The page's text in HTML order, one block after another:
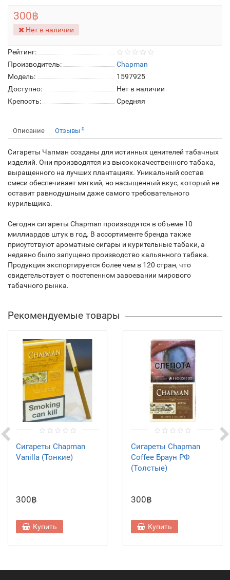
Рейтинг:
Производитель:
Chapman
Модель:
1597925
Доступно:
Нет в наличии
Крепость:
Средняя
300฿
Нет в наличии
Описание Отзывы 0
Сигареты Чапман созданы для истинных ценителей табачных
изделий. Они производятся из высококачественного табака,
выращенного на лучших плантациях. Уникальный состав
смеси обеспечивает мягкий, но насыщенный вкус, который не
оставит равнодушным даже самого требовательного
курильщика.
Сегодня сигареты Chapman производятся в объеме 10
миллиардов штук в год. В ассортименте бренда также
присутствуют ароматные сигары и курительные табаки, а
недавно было запущено производство кальянного табака.
Продукция экспортируется более чем в 120 стран, что
свидетельствует о постепенном завоевании мирового
табачного рынка.
Рекомендуемые товары
Сигареты Chapman
Vanilla (Тонкие)
300฿
Купить
Сигареты Chapman
Coffee Браун РФ
(Толстые)
300฿
Купить